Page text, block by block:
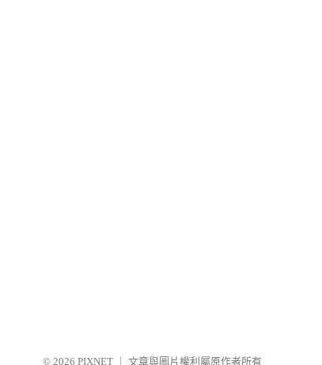
© 2026 PIXNET 文章與圖片權利屬原作者所有